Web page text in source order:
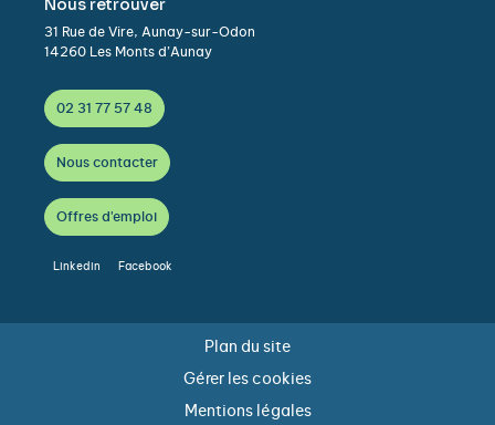
Nous retrouver
31 Rue de Vire, Aunay-sur-Odon
14260 Les Monts d’Aunay
02 31 77 57 48
Nous contacter
Offres d'emploi
Linkedin Facebook
Plan du site
Gérer les cookies
Mentions légales